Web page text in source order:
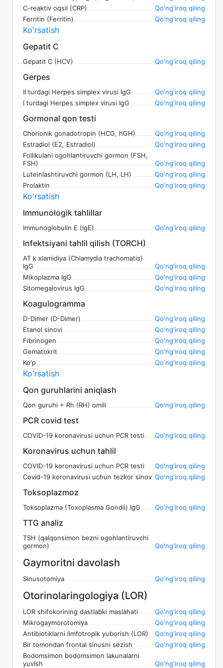
C-reaktiv oqsil (CRP)
Qo'ng'iroq qiling
Ferritin (Ferritin)
Qo'ng'iroq qiling
Ko'rsatish
Gepatit C
Gepatit C (HCV) Qo'ng'iroq qiling
Gerpes
II turdagi Herpes simplex virusi IgG
Qo'ng'iroq qiling
I turdagi Herpes simplex virusi IgG
Qo'ng'iroq qiling
Gormonal qon testi
Chorionik gonadotropin (HCG, hGH)
Qo'ng'iroq qiling
Estradiol (E2, Estradiol)
Qo'ng'iroq qiling
Follikulani ogohlantiruvchi gormon (FSH,
FSH)
Qo'ng'iroq qiling
Luteinlashtiruvchi gormon (LH, LH)
Qo'ng'iroq qiling
Prolaktin
Qo'ng'iroq qiling
Ko'rsatish
Immunologik tahlillar
Immunoglobulin E (IgE) Qo'ng'iroq qiling
Infektsiyani tahlil qilish (TORCH)
AT k xlamidiya (Chlamydia trachomatis)
IgG
Qo'ng'iroq qiling
Mikoplazma IgG
Qo'ng'iroq qiling
Sitomegalovirus IgG
Qo'ng'iroq qiling
Koagulogramma
D-Dimer (D-Dimer)
Qo'ng'iroq qiling
Etanol sinovi
Qo'ng'iroq qiling
Fibrinogen
Qo'ng'iroq qiling
Gematokrit
Qo'ng'iroq qiling
Ko'p
Qo'ng'iroq qiling
Ko'rsatish
Qon guruhlarini aniqlash
Qon guruhi + Rh (RH) omili Qo'ng'iroq qiling
PCR covid test
COVID-19 koronavirusi uchun PCR testi Qo'ng'iroq qiling
Koronavirus uchun tahlil
COVID-19 koronavirusi uchun PCR testi
Qo'ng'iroq qiling
Covid-19 koronavirusi uchun tezkor sinov Qo'ng'iroq qiling
Toksoplazmoz
Toksoplazma (Toxoplasma Gondii) IgG Qo'ng'iroq qiling
TTG analiz
TSH (qalqonsimon bezni ogohlantiruvchi
gormon)
Qo'ng'iroq qiling
Gaymoritni davolash
Sinusotomiya Qo'ng'iroq qiling
Otorinolaringologiya (LOR)
LOR shifokorining dastlabki maslahati
Qo'ng'iroq qiling
Mikrogaymorotomiya
Qo'ng'iroq qiling
Antibiotiklarni limfotropik yuborish (LOR)
Qo'ng'iroq qiling
Bir tomondan frontal sinusni sezish
Qo'ng'iroq qiling
Bodomsimon bodomsimon lakunalarni
yuvish
Qo'ng'iroq qiling